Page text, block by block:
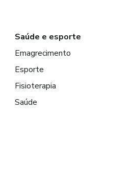
Saúde e esporte
Emagrecimento
Esporte
Fisioterapia
Saúde